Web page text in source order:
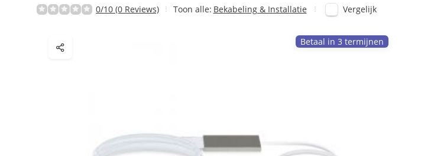
0/10 (0 Reviews) Toon alle: Bekabeling & Installatie Vergelijk
Betaal in 3 termijnen